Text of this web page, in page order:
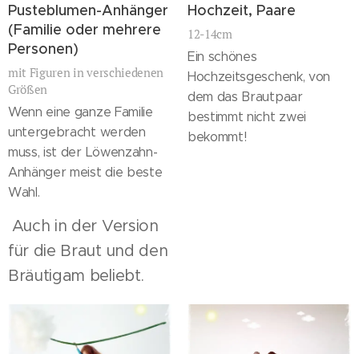
Pusteblumen-Anhänger
(Familie oder mehrere
Personen)
mit Figuren in verschiedenen
Größen
Wenn eine ganze Familie
untergebracht werden
muss, ist der Löwenzahn-
Anhänger meist die beste
Wahl.
Auch in der Version
für die Braut und den
Bräutigam beliebt.
Hochzeit, Paare
12-14cm
Ein schönes
Hochzeitsgeschenk, von
dem das Brautpaar
bestimmt nicht zwei
bekommt!